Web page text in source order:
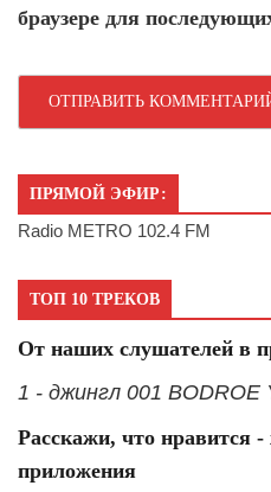
браузере для
ПРЯМОЙ ЭФИР:
Radio METRO 102.4 FM
ТОП 10 ТРЕКОВ
От наших слушателей в
1 - джингл 001 BODROE
Расскажи, что нравится
приложения